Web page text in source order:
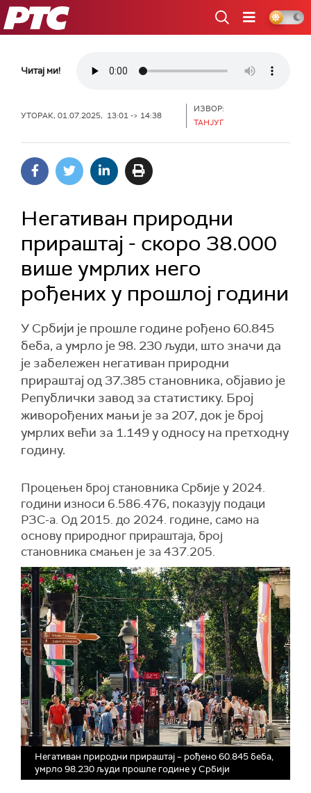
РТС
Читај ми!
УТОРАК, 01.07.2025, 13:01 -> 14:38
ИЗВОР:
ТАНЈУГ
Негативан природни
прираштај - скоро 38.000
више умрлих него
рођених у прошлој години
У Србији је прошле године рођено 60.845
беба, а умрло је 98. 230 људи, што значи да
је забележен негативан природни
прираштај од 37.385 становника, објавио је
Републички завод за статистику. Број
живорођених мањи је за 207, док је број
умрлих већи за 1.149 у односу на претходну
годину.
Процењен број становника Србије у 2024.
години износи 6.586.476, показују подаци
РЗС-а. Од 2015. до 2024. године, само на
основу природног прираштаја, број
становника смањен је за 437.205.
Негативан природни прираштај – рођено 60.845 беба,
умрло 98.230 људи прошле године у Србији